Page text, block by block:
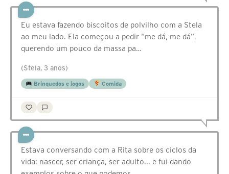
Eu estava fazendo biscoitos de polvilho com a Stela
ao meu lado. Ela começou a pedir “me dá, me dá”,
querendo um pouco da massa pa…
(Stela, 3 anos)
Brinquedos e jogos Comida
Estava conversando com a Rita sobre os ciclos da
vida: nascer, ser criança, ser adulto... e fui dando